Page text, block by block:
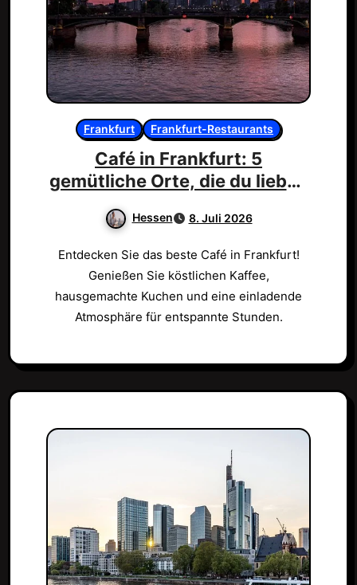
Frankfurt Frankfurt-Restaurants
Café in Frankfurt: 5
gemütliche Orte, die du lieben
Hessen 8. Juli 2026
Entdecken Sie das beste Café in Frankfurt!
Genießen Sie köstlichen Kaffee,
hausgemachte Kuchen und eine einladende
Atmosphäre für entspannte Stunden.